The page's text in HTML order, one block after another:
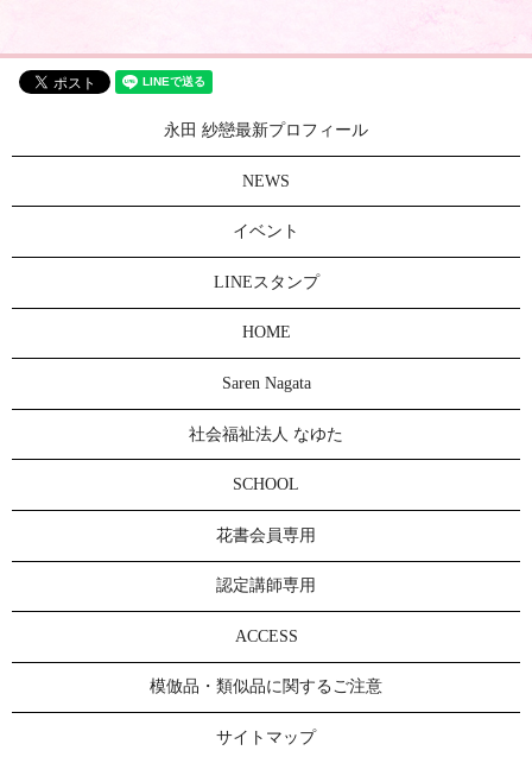
永田 紗戀最新プロフィール
NEWS
イベント
LINEスタンプ
HOME
Saren Nagata
社会福祉法人 なゆた
SCHOOL
花書会員専用
認定講師専用
ACCESS
模倣品・類似品に関するご注意
サイトマップ